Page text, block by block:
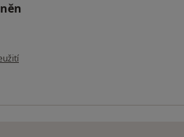
uživatele Váš účet byl odstraněn